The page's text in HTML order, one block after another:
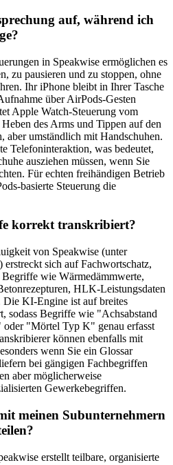
auf, während ich
in Speakwise ermöglichen es
zu pausieren und zu stoppen, ohne
Ihr iPhone bleibt in Ihrer Tasche
über AirPods-Gesten
Apple Watch-Steuerung vom
des Arms und Tippen auf den
umständlich mit Handschuhen.
Telefoninteraktion, was bedeutet,
ausziehen müssen, wenn Sie
Für echten freihändigen Betrieb
basierte Steuerung die
korrekt transkribiert?
von Speakwise (unter
sich auf Fachwortschatz,
wie Wärmedämmwerte,
HLK-Leistungsdaten
KI-Engine ist auf breites
sodass Begriffe wie "Achsabstand
"Mörtel Typ K" genau erfasst
können ebenfalls mit
wenn Sie ein Glossar
bei gängigen Fachbegriffen
aber möglicherweise
Gewerkebegriffen.
meinen Subunternehmern
erstellt teilbare, organisierte